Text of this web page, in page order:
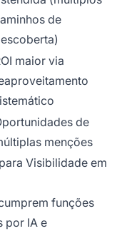
de
maior via
de
menções
Visibilidade em
funções
por IA e